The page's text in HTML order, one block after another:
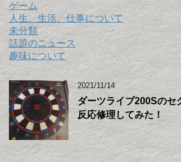
ゲーム
人生、生活、仕事について
未分類
話題のニュース
趣味について
2021/11/14
ダーツライブ200Sのセ
反応修理してみた！